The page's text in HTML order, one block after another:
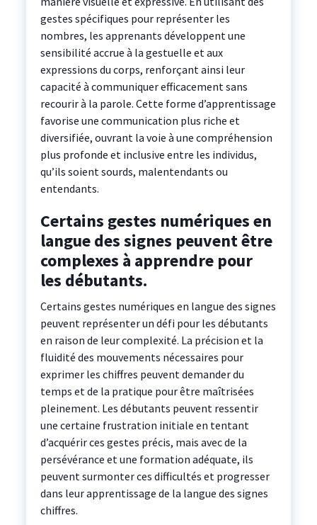
gestes spécifiques pour représenter les
nombres, les apprenants développent une
sensibilité accrue à la gestuelle et aux
expressions du corps, renforçant ainsi leur
capacité à communiquer efficacement sans
recourir à la parole. Cette forme d’apprentissage
favorise une communication plus riche et
diversifiée, ouvrant la voie à une compréhension
plus profonde et inclusive entre les individus,
qu’ils soient sourds, malentendants ou
entendants.
Certains gestes numériques en
langue des signes peuvent être
complexes à apprendre pour
les débutants.
Certains gestes numériques en langue des signes
peuvent représenter un défi pour les débutants
en raison de leur complexité. La précision et la
fluidité des mouvements nécessaires pour
exprimer les chiffres peuvent demander du
temps et de la pratique pour être maîtrisées
pleinement. Les débutants peuvent ressentir
une certaine frustration initiale en tentant
d’acquérir ces gestes précis, mais avec de la
persévérance et une formation adéquate, ils
peuvent surmonter ces difficultés et progresser
dans leur apprentissage de la langue des signes
chiffres.